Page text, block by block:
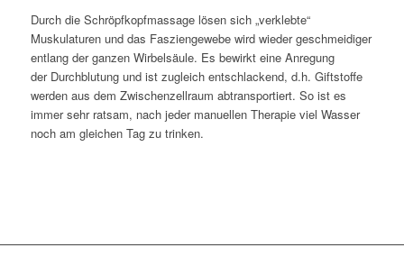
Durch die Schröpfkopfmassage lösen sich „verklebte“
Muskulaturen und das Fasziengewebe wird wieder geschmeidiger
entlang der ganzen Wirbelsäule. Es bewirkt eine Anregung
der Durchblutung und ist zugleich entschlackend, d.h. Giftstoffe
werden aus dem Zwischenzellraum abtransportiert. So ist es
immer sehr ratsam, nach jeder manuellen Therapie viel Wasser
noch am gleichen Tag zu trinken.